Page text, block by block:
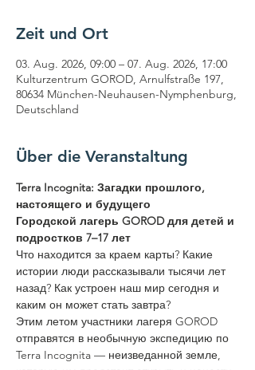
Zeit und Ort
03. Aug. 2026, 09:00 – 07. Aug. 2026, 17:00
Kulturzentrum GOROD, Arnulfstraße 197,
80634 München-Neuhausen-Nymphenburg,
Deutschland
Über die Veranstaltung
Terra Incognita: Загадки прошлого,
настоящего и будущего
Городской лагерь GOROD для детей и
подростков 7–17 лет
Что находится за краем карты? Какие
истории люди рассказывали тысячи лет
назад? Как устроен наш мир сегодня и
каким он может стать завтра?
Этим летом участники лагеря GOROD
отправятся в необычную экспедицию по
Terra Incognita — неизведанной земле,